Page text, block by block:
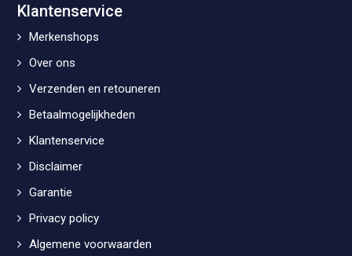
Klantenservice
Merkenshops
Over ons
Verzenden en retouneren
Betaalmogelijkheden
Klantenservice
Disclaimer
Garantie
Privacy policy
Algemene voorwaarden